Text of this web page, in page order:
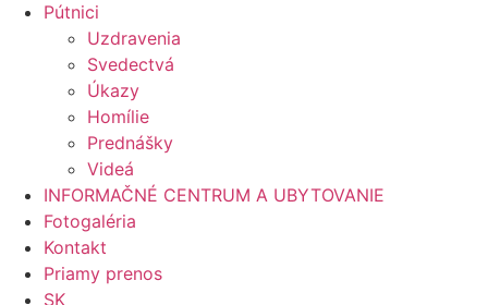
Pútnici
Uzdravenia
Svedectvá
Úkazy
Homílie
Prednášky
Videá
INFORMAČNÉ CENTRUM A UBYTOVANIE
Fotogaléria
Kontakt
Priamy prenos
SK